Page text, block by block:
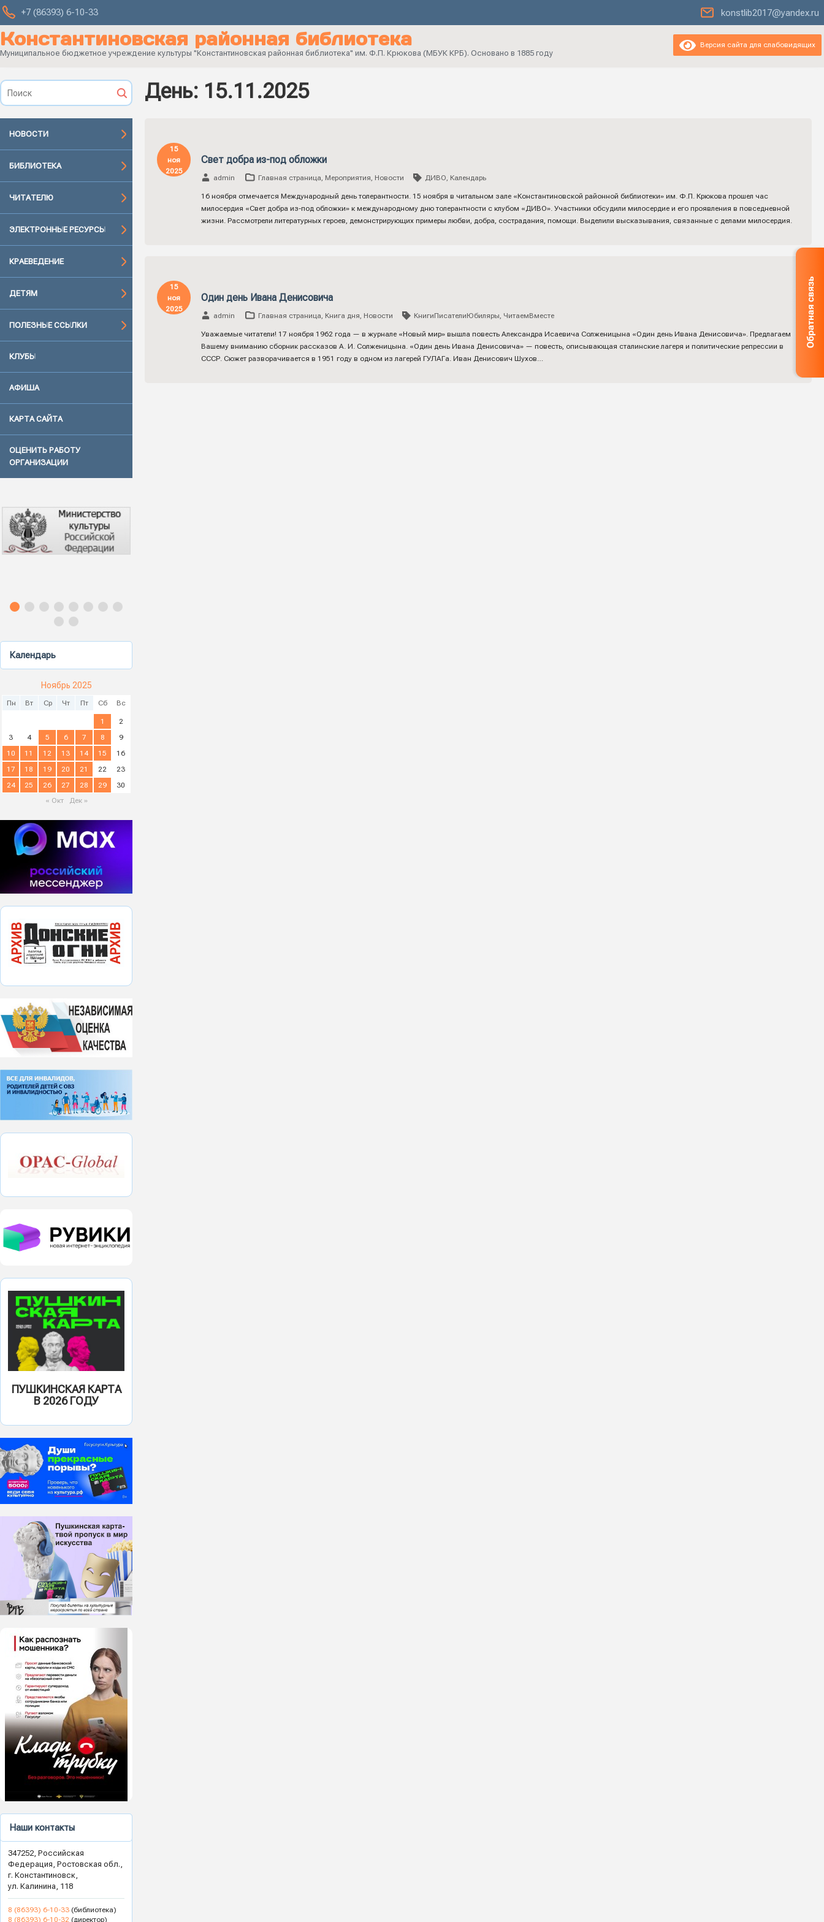
+7 (86393) 6-10-33 konstlib2017@yandex.ru
Константиновская районная библиотека
Муниципальное бюджетное учреждение культуры "Константиновская районная библиотека" им. Ф.П. Крюкова (МБУК КРБ). Основано в 1885 году
Версия сайта для слабовидящих
НОВОСТИ
БИБЛИОТЕКА
ЧИТАТЕЛЮ
ЭЛЕКТРОННЫЕ РЕСУРСЫ
КРАЕВЕДЕНИЕ
ДЕТЯМ
ПОЛЕЗНЫЕ ССЫЛКИ
КЛУБЫ
АФИША
КАРТА САЙТА
ОЦЕНИТЬ РАБОТУ
ОРГАНИЗАЦИИ
Календарь
Ноябрь 2025
Пн Вт Ср Чт Пт Сб Вс
1
2
3
4 5 6 7 8
9
10
11 12 13 14 15
16
17
18 19 20 21 22
23
24
25 26 27 28 29
30
« Окт
Дек »
ПУШКИНСКАЯ КАРТА
В 2026 ГОДУ
Наши контакты
347252, Российская
Федерация, Ростовская обл.,
г. Константиновск,
ул. Калинина, 118
8 (86393) 6-10-33 (библиотека)
8 (86393) 6-10-32 (директор)
День: 15.11.2025
15
ноя
2025
Свет добра из-под обложки
admin Главная страница, Мероприятия, Новости ДИВО, Календарь
16 ноября отмечается Международный день толерантности. 15 ноября в читальном зале «Константиновской районной библиотеки» им. Ф.П. Крюкова прошел час
милосердия «Свет добра из-под обложки» к международному дню толерантности с клубом «ДИВО». Участники обсудили милосердие и его проявления в повседневной
жизни. Рассмотрели литературных героев, демонстрирующих примеры любви, добра, сострадания, помощи. Выделили высказывания, связанные с делами милосердия.
15
ноя
2025
Один день Ивана Денисовича
admin Главная страница, Книга дня, Новости КнигиПисателиЮбиляры, ЧитаемВместе
Уважаемые читатели! 17 ноября 1962 года — в журнале «Новый мир» вышла повесть Александра Исаевича Солженицына «Один день Ивана Денисовича». Предлагаем
Вашему вниманию сборник рассказов А. И. Солженицына. «Один день Ивана Денисовича» — повесть, описывающая сталинские лагеря и политические репрессии в
СССР. Сюжет разворачивается в 1951 году в одном из лагерей ГУЛАГа. Иван Денисович Шухов…